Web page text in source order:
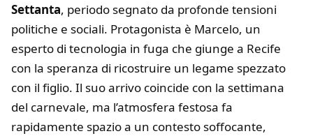
Settanta, periodo segnato da profonde tensioni
politiche e sociali. Protagonista è Marcelo, un
esperto di tecnologia in fuga che giunge a Recife
con la speranza di ricostruire un legame spezzato
con il figlio. Il suo arrivo coincide con la settimana
del carnevale, ma l’atmosfera festosa fa
rapidamente spazio a un contesto soffocante,